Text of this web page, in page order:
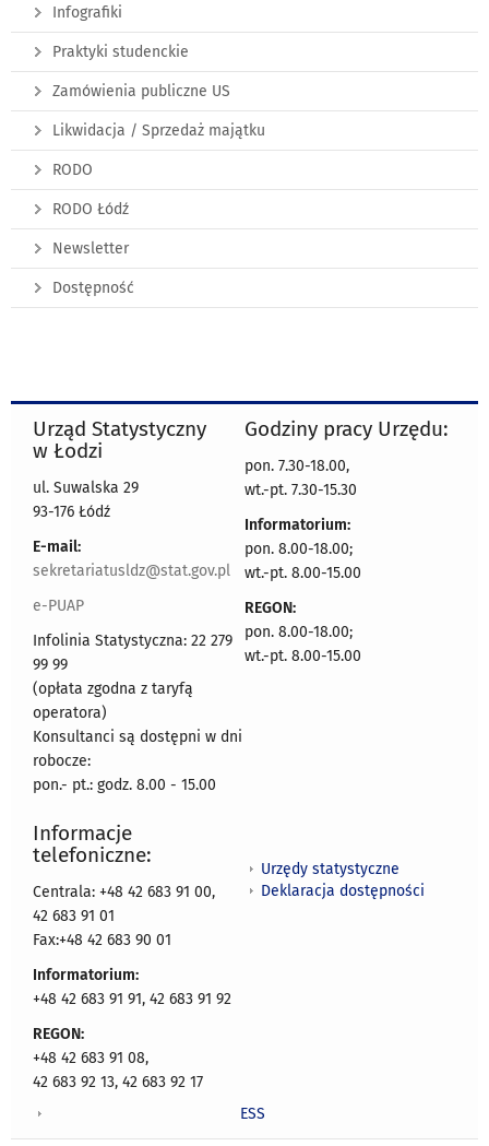
Infografiki
Praktyki studenckie
Zamówienia publiczne US
Likwidacja / Sprzedaż majątku
RODO
RODO Łódź
Newsletter
Dostępność
Urząd Statystyczny
w Łodzi
ul. Suwalska 29
93-176 Łódź
E-mail:
sekretariatusldz@stat.gov.pl
e-PUAP
Infolinia Statystyczna: 22 279
99 99
(opłata zgodna z taryfą
operatora)
Konsultanci są dostępni w dni
robocze:
pon.- pt.: godz. 8.00 - 15.00
Godziny pracy Urzędu:
pon. 7.30-18.00,
wt.-pt. 7.30-15.30
Informatorium:
pon. 8.00-18.00;
wt.-pt. 8.00-15.00
REGON:
pon. 8.00-18.00;
wt.-pt. 8.00-15.00
Informacje
telefoniczne:
Centrala: +48 42 683 91 00,
42 683 91 01
Fax:+48 42 683 90 01
Informatorium:
+48 42 683 91 91, 42 683 91 92
REGON:
+48 42 683 91 08,
42 683 92 13, 42 683 92 17
Urzędy statystyczne
Deklaracja dostępności
ESS